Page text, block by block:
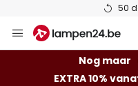
50
naar
Nog maar
EXTRA 10%